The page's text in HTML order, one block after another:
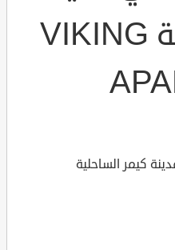
كيمر الساحلية VIKING
كيمر الساحلية